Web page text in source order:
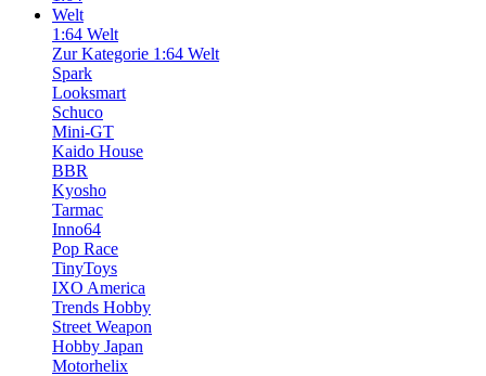
1:64 Welt
Zur Kategorie 1:64 Welt
Spark
Looksmart
Schuco
Mini-GT
Kaido House
BBR
Kyosho
Tarmac
Inno64
Pop Race
TinyToys
IXO America
Trends Hobby
Street Weapon
Hobby Japan
Motorhelix